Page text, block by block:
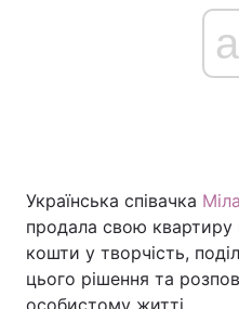
Українська співачка
продала свою квартиру
кошти у творчість,
цього рішення та
особистому житті.